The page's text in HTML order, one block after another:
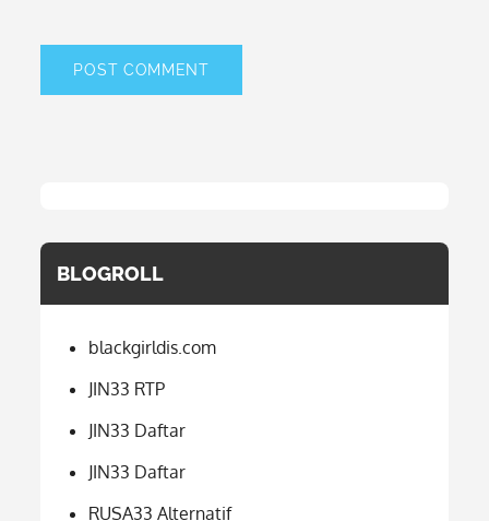
BLOGROLL
blackgirldis.com
JIN33 RTP
JIN33 Daftar
JIN33 Daftar
RUSA33 Alternatif